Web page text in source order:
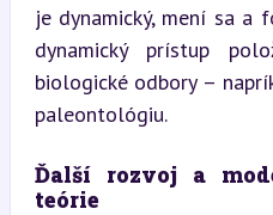
je dynamický, mení sa a
dynamický prístup
biologické odbory –
paleontológiu.
Ďalší rozvoj a
teórie